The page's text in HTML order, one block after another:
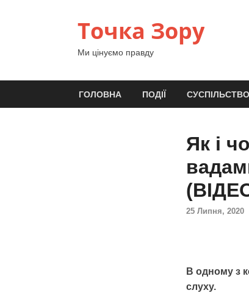
Точка Зору
Ми цінуємо правду
ГОЛОВНА ПОДІЇ СУСПІЛЬСТВО
Як і
25 Липня, 2020
В одному з
слуху.